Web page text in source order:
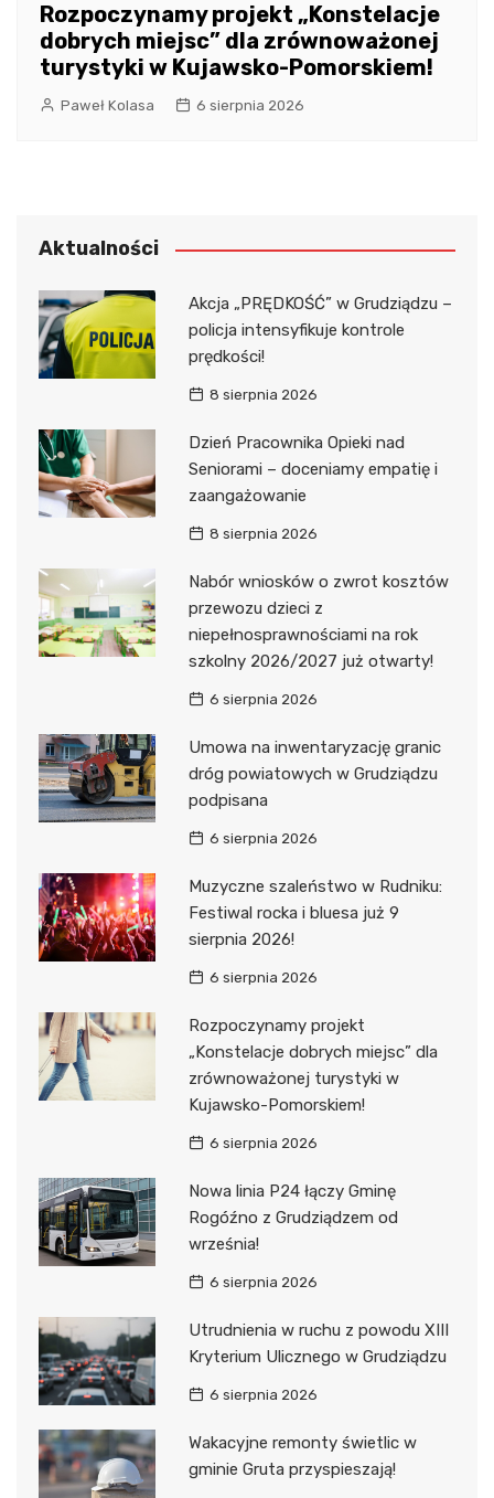
Rozpoczynamy projekt „Konstelacje
dobrych miejsc” dla zrównoważonej
turystyki w Kujawsko-Pomorskiem!
Paweł Kolasa 6 sierpnia 2026
Aktualności
Akcja „PRĘDKOŚĆ” w Grudziądzu –
policja intensyfikuje kontrole
prędkości!
8 sierpnia 2026
Dzień Pracownika Opieki nad
Seniorami – doceniamy empatię i
zaangażowanie
8 sierpnia 2026
Nabór wniosków o zwrot kosztów
przewozu dzieci z
niepełnosprawnościami na rok
szkolny 2026/2027 już otwarty!
6 sierpnia 2026
Umowa na inwentaryzację granic
dróg powiatowych w Grudziądzu
podpisana
6 sierpnia 2026
Muzyczne szaleństwo w Rudniku:
Festiwal rocka i bluesa już 9
sierpnia 2026!
6 sierpnia 2026
Rozpoczynamy projekt
„Konstelacje dobrych miejsc” dla
zrównoważonej turystyki w
Kujawsko-Pomorskiem!
6 sierpnia 2026
Nowa linia P24 łączy Gminę
Rogóźno z Grudziądzem od
września!
6 sierpnia 2026
Utrudnienia w ruchu z powodu XIII
Kryterium Ulicznego w Grudziądzu
6 sierpnia 2026
Wakacyjne remonty świetlic w
gminie Gruta przyspieszają!